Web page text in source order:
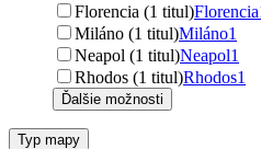
Florencia (1 titul)Florencia
Miláno (1 titul)Miláno1
Neapol (1 titul)Neapol1
Rhodos (1 titul)Rhodos1
Ďalšie možnosti
Typ mapy